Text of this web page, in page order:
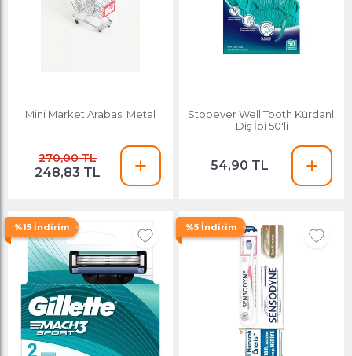
Mini Market Arabası Metal
270,00 TL
248,83 TL
Stopever Well Tooth Kürdanlı
Diş İpi 50'li
54,90 TL
%15 İndirim %5 İndirim